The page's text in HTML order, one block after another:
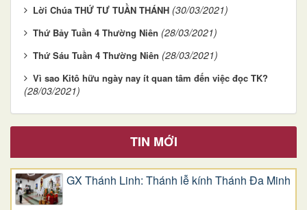
Lời Chúa THỨ TƯ TUẦN THÁNH (30/03/2021)
Thứ Bảy Tuần 4 Thường Niên (28/03/2021)
Thứ Sáu Tuần 4 Thường Niên (28/03/2021)
Vì sao Kitô hữu ngày nay ít quan tâm đến việc đọc TK?
(28/03/2021)
TIN MỚI
GX Thánh Linh: Thánh lễ kính Thánh Đa Minh